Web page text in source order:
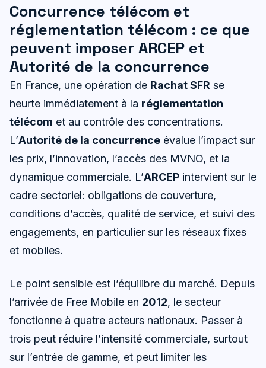
Concurrence télécom et
réglementation télécom : ce que
peuvent imposer ARCEP et
Autorité de la concurrence
En France, une opération de Rachat SFR se
heurte immédiatement à la réglementation
télécom et au contrôle des concentrations.
L’Autorité de la concurrence évalue l’impact sur
les prix, l’innovation, l’accès des MVNO, et la
dynamique commerciale. L’ARCEP intervient sur le
cadre sectoriel: obligations de couverture,
conditions d’accès, qualité de service, et suivi des
engagements, en particulier sur les réseaux fixes
et mobiles.
Le point sensible est l’équilibre du marché. Depuis
l’arrivée de Free Mobile en 2012, le secteur
fonctionne à quatre acteurs nationaux. Passer à
trois peut réduire l’intensité commerciale, surtout
sur l’entrée de gamme, et peut limiter les